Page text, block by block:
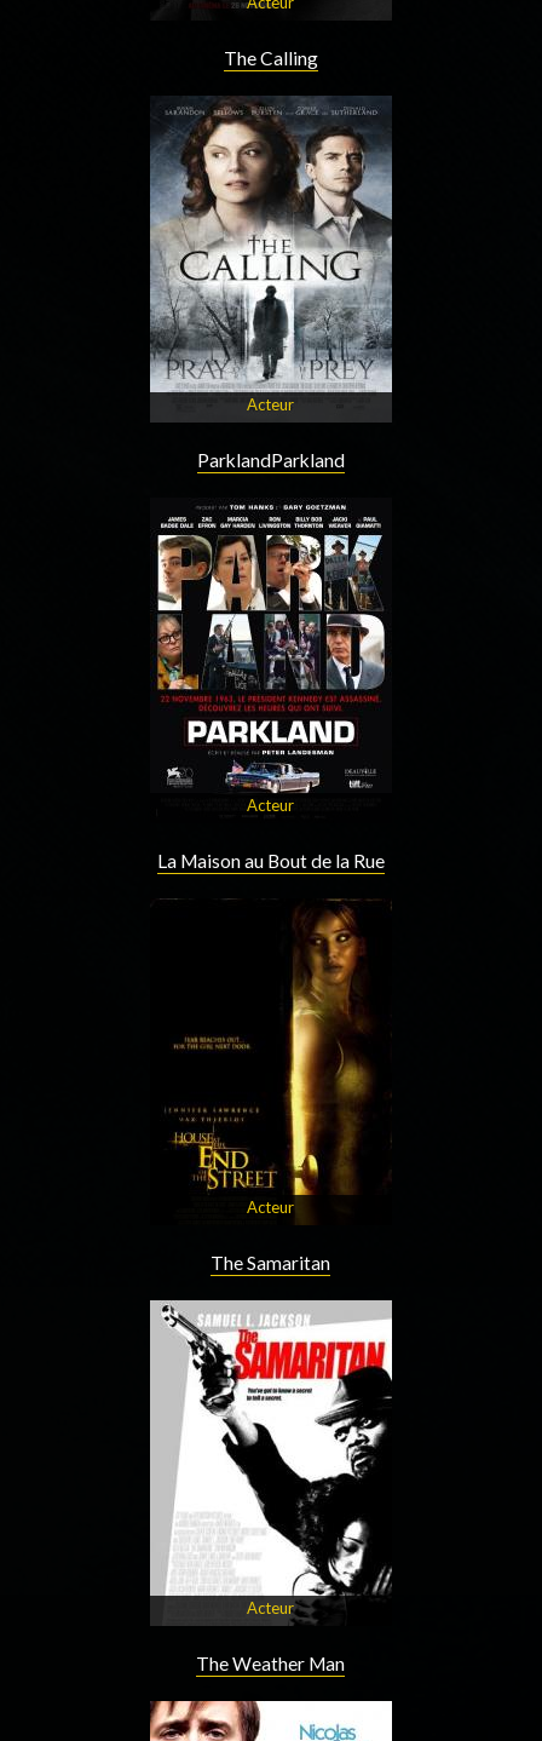
The Calling
Acteur
ParklandParkland
Acteur
La Maison au Bout de la Rue
Acteur
The Samaritan
Acteur
The Weather Man